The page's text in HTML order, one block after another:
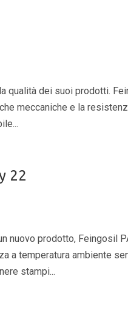
qualità dei suoi prodotti.
meccaniche e la
22
nuovo prodotto, Feingosil
a temperatura ambiente
stampi...